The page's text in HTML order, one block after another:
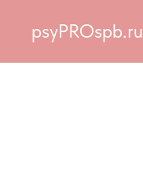
psyPROspb.ru